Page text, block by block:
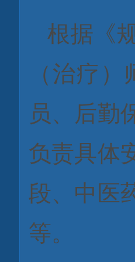
根据《
（治疗
员、后勤
负责具体
段、中医
等。